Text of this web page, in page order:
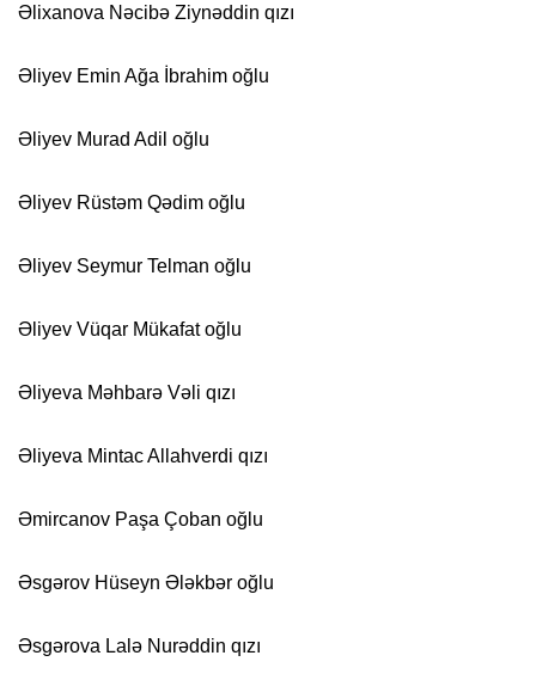
Əlixanova Nəcibə Ziynəddin qızı
Əliyev Emin Ağa İbrahim oğlu
Əliyev Murad Adil oğlu
Əliyev Rüstəm Qədim oğlu
Əliyev Seymur Telman oğlu
Əliyev Vüqar Mükafat oğlu
Əliyeva Məhbarə Vəli qızı
Əliyeva Mintac Allahverdi qızı
Əmircanov Paşa Çoban oğlu
Əsgərov Hüseyn Ələkbər oğlu
Əsgərova Lalə Nurəddin qızı